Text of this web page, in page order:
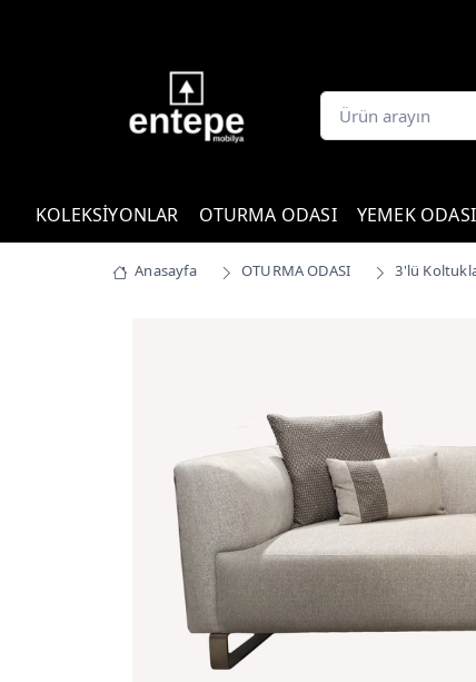
KOLEKSİYONLAR OTURMA ODASI YEMEK ODASI
Anasayfa OTURMA ODASI 3'lü